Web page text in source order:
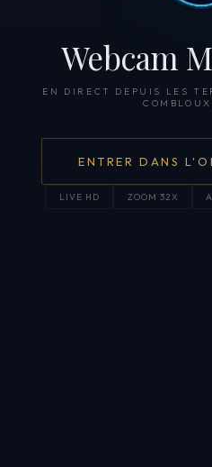
Webcam
EN DIRECT DEPUIS LES
ENTRER DANS
LIVE HD ZOOM 32X